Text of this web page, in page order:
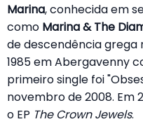
Marina, conhecida em
como Marina & The
de descendência grega
1985 em Abergavenny
primeiro single foi
novembro de 2008. Em
o EP The Crown Jewels.